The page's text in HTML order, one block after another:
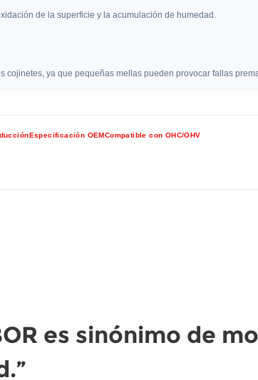
de la superficie y la acumulación de humedad.
ya que pequeñas mellas pueden provocar fallas
Especificación OEMCompatible con OHC/OHV
es sinónimo de